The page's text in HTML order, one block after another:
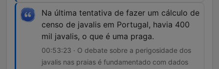
Na última tentativa de fazer um cálculo de
censo de javalis em Portugal, havia 400
mil javalis, o que é uma praga.
00:53:23 · O debate sobre a perigosidade dos
javalis nas praias é fundamentado com dados